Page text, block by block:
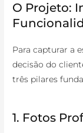
O Projeto:
Para capturar a
decisão do
três pilares
1. Fotos